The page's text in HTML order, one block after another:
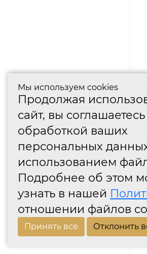
Мы используем cookies
Продолжая
сайт, вы соглашаетесь
обработкой ваших
персональных
использованием
Подробнее об этом
узнать в нашей
отношении файлов
Принять все Отклонить